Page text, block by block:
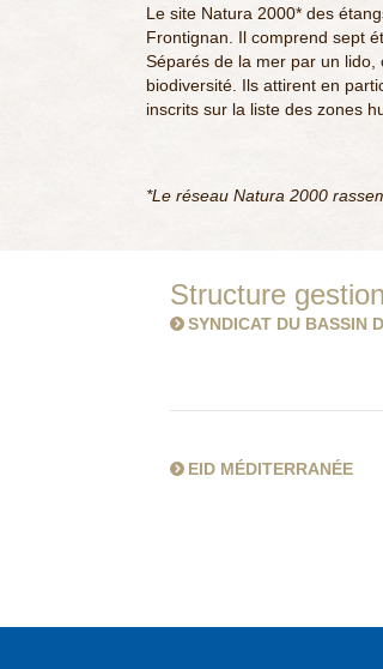
Le site Natura 2000* des
Frontignan. Il comprend sept
Séparés de la mer par un lido,
biodiversité. Ils attirent en
inscrits sur la liste des zones
*Le réseau Natura 2000
Structure
SYNDICAT DU BASSIN
EID MÉDITERRANÉE